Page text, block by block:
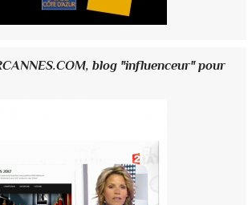
blog "influenceur" pour